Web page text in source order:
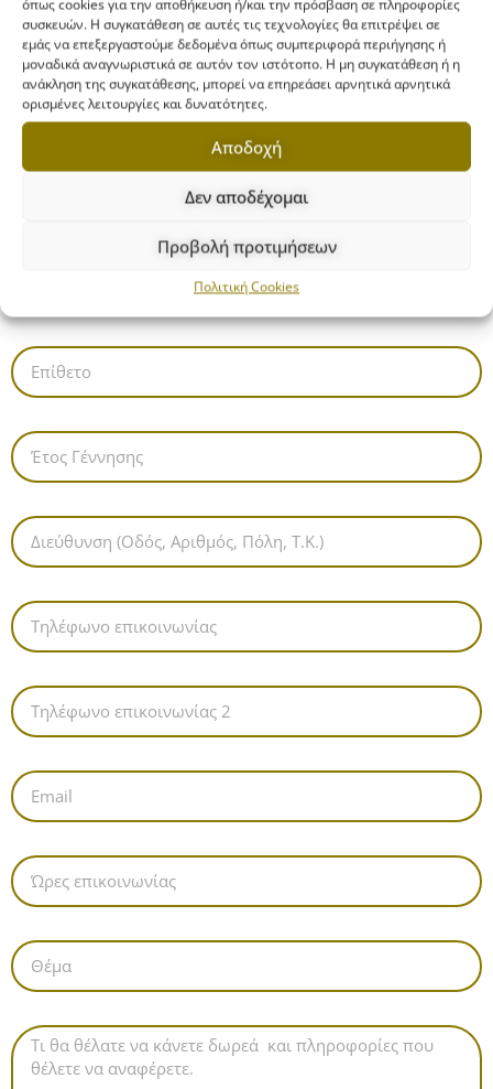
όπως cookies για την αποθήκευση ή/και την πρόσβαση σε πληροφορίες
συσκευών. Η συγκατάθεση σε αυτές τις τεχνολογίες θα επιτρέψει σε
εμάς να επεξεργαστούμε δεδομένα όπως συμπεριφορά περιήγησης ή
μοναδικά αναγνωριστικά σε αυτόν τον ιστότοπο. Η μη συγκατάθεση ή η
ανάκληση της συγκατάθεσης, μπορεί να επηρεάσει αρνητικά αρνητικά
ορισμένες λειτουργίες και δυνατότητες.
Αποδοχή
Δεν αποδέχομαι
Προβολή προτιμήσεων
Πολιτική Cookies
Φόρμα δωρεών σε